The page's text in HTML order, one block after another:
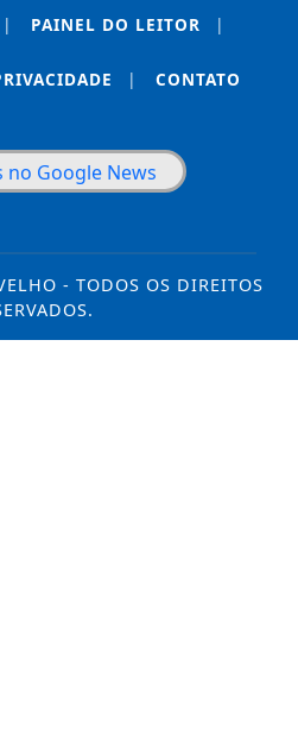
| PAINEL DO LEITOR |
| CONTATO
- TODOS OS DIREITOS